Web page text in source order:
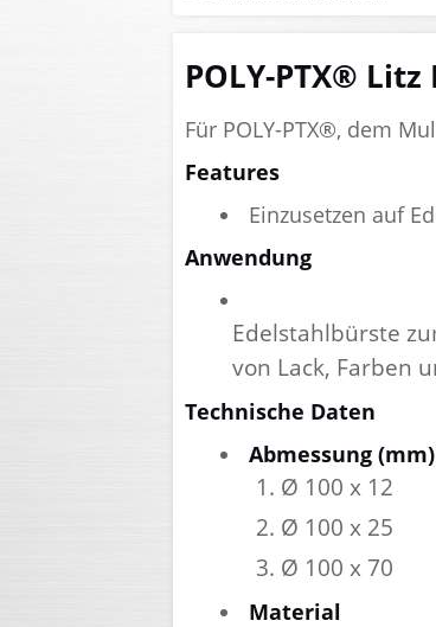
POLY-PTX® Litz
Für POLY-PTX®, dem
Features
Einzusetzen auf
Anwendung
Edelstahlbürste
von Lack, Farben
Technische Daten
Abmessung (mm)
Ø 100 x 12
Ø 100 x 25
Ø 100 x 70
Material